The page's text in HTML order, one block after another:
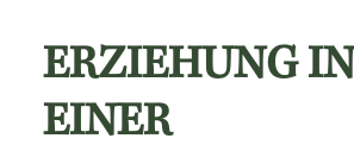
ERZIEHUNG IN
EINER